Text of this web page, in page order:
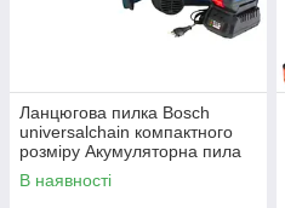
Ланцюгова пилка Bosch
universalchain компактного
розміру Акумуляторна пила
36 V 6.0 Ah Потужна Акб
пилка bosch
В наявності